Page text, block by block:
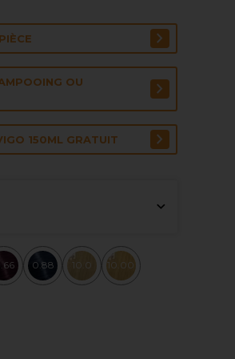
OU
150ML GRATUIT
0.88 10.0 10.00